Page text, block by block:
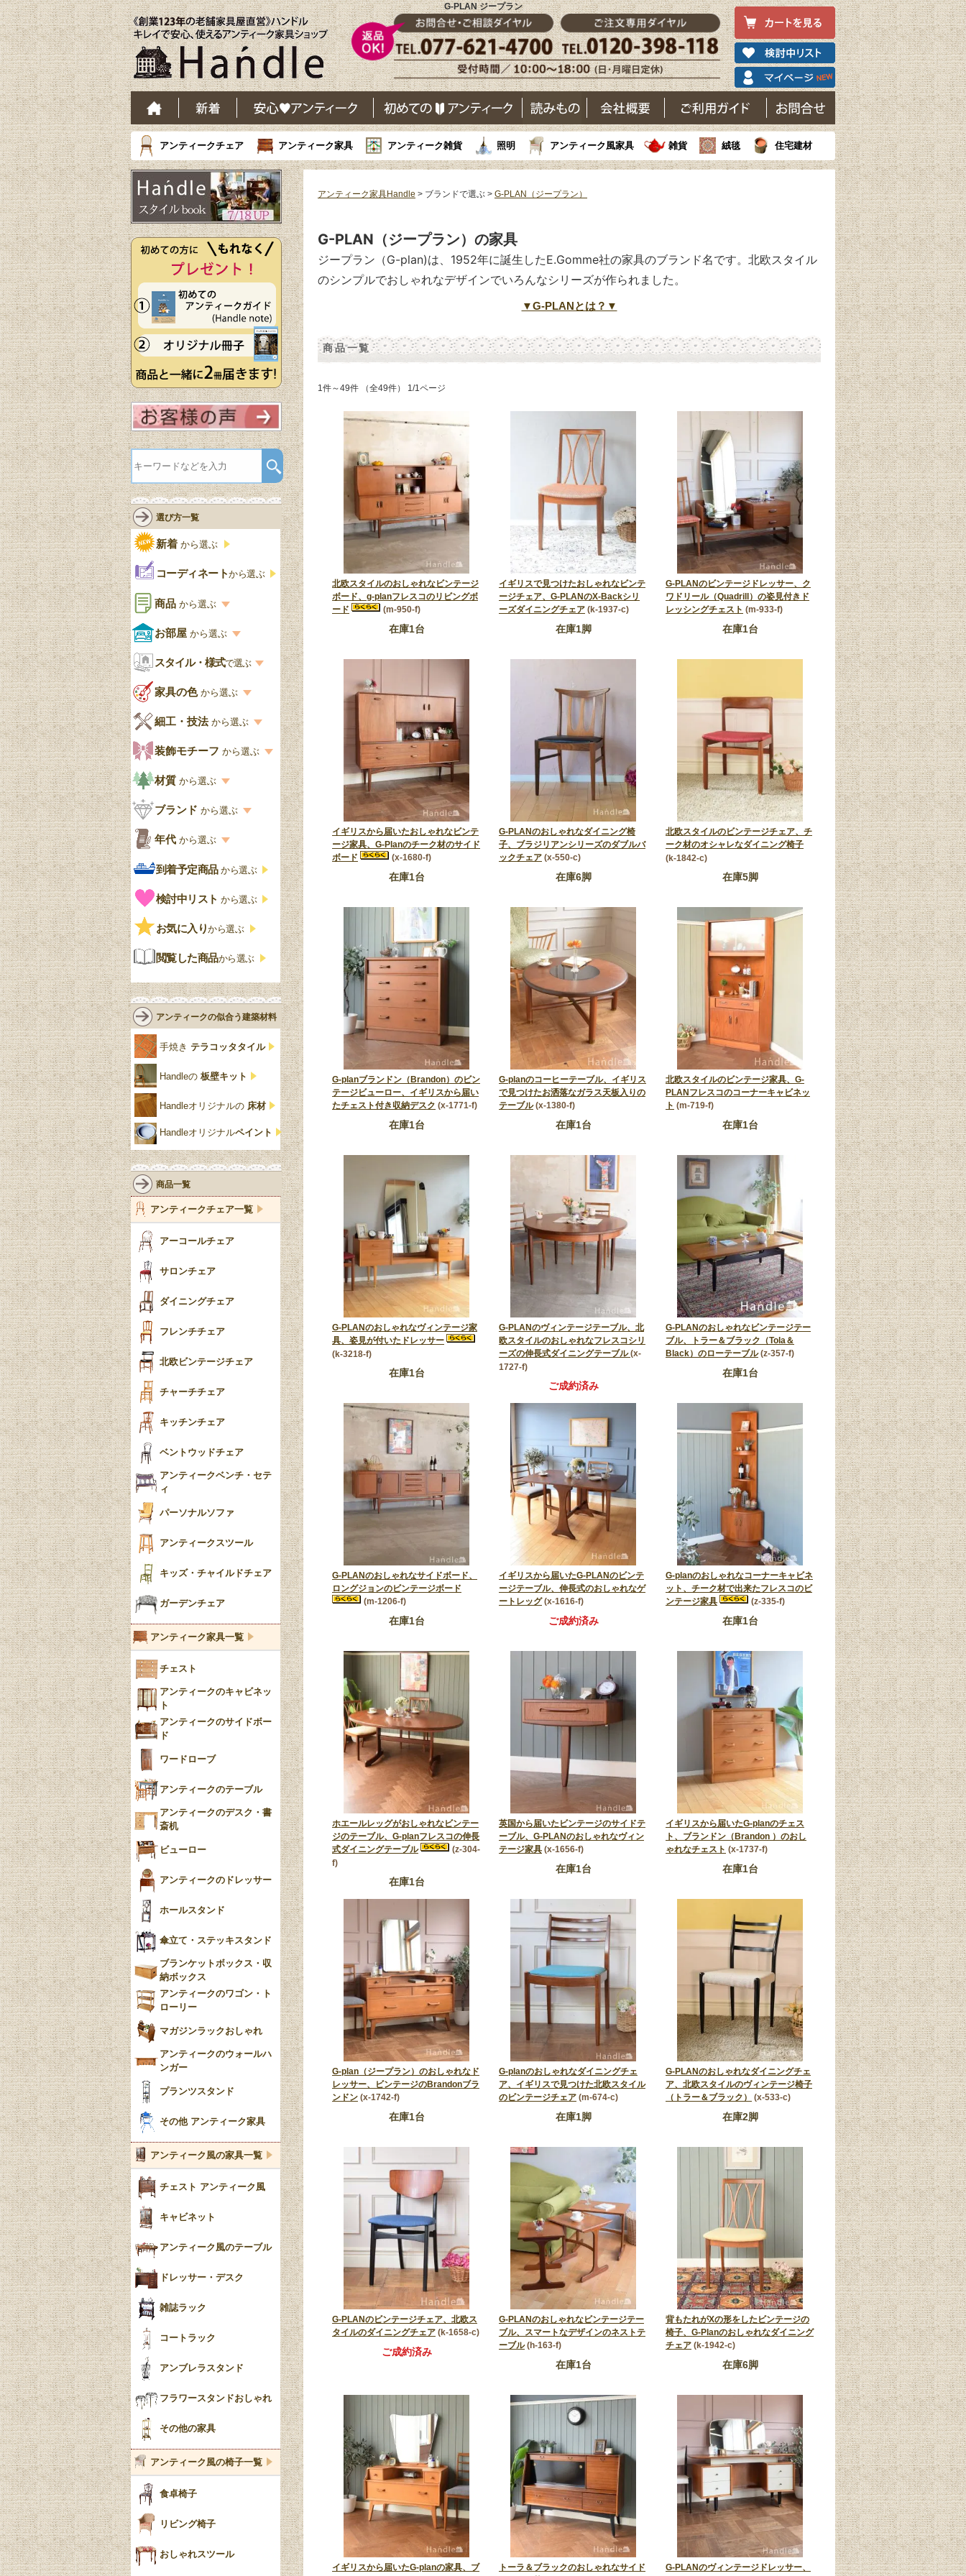
G-PLAN ジープラン
アンティークチェア アンティーク家具 アンティーク雑貨 照明 アンティーク風家具 雑貨 絨毯 住宅建材
アンティーク家具Handle > ブランドで選ぶ > G-PLAN（ジープラン）
G-PLAN（ジープラン）の家具
ジープラン（G-plan)は、1952年に誕生したE.Gomme社の家具のブランド名です。北欧スタイル
のシンプルでおしゃれなデザインでいろんなシリーズが作られました。
▼G-PLANとは？▼
デザイン力
トータルコーディネート
ブランドン トラー＆ブラック
サニーオーク＆チャイニーズ
ホワイト
商品一覧
1件～49件 （全49件） 1/1ページ
北欧スタイルのおしゃれなビンテージ
ボード、g-planフレスコのリビングボ
ード
(m-950-f)
在庫1台
イギリスで見つけたおしゃれなビンテ
ージチェア、G-PLANのX-Backシリ
ーズダイニングチェア (k-1937-c)
在庫1脚
G-PLANのビンテージドレッサー、ク
ワドリール（Quadrill）の姿見付きド
レッシングチェスト (m-933-f)
在庫1台
イギリスから届いたおしゃれなビンテ
ージ家具、G-Planのチーク材のサイド
ボード
(x-1680-f)
在庫1台
G-PLANのおしゃれなダイニング椅
子、ブラジリアンシリーズのダブルバ
ックチェア (x-550-c)
在庫6脚
北欧スタイルのビンテージチェア、チ
ーク材のオシャレなダイニング椅子
(k-1842-c)
在庫5脚
G-planブランドン（Brandon）のビン
テージビューロー、イギリスから届い
たチェスト付き収納デスク (x-1771-f)
在庫1台
G-planのコーヒーテーブル、イギリス
で見つけたお洒落なガラス天板入りの
テーブル (x-1380-f)
在庫1台
北欧スタイルのビンテージ家具、G-
PLANフレスコのコーナーキャビネッ
ト (m-719-f)
在庫1台
G-PLANのおしゃれなヴィンテージ家
具、姿見が付いたドレッサー
(k-3218-f)
在庫1台
G-PLANのヴィンテージテーブル、北
欧スタイルのおしゃれなフレスコシリ
ーズの伸長式ダイニングテーブル(x-
1727-f)
ご成約済み
G-PLANのおしゃれなビンテージテー
ブル、トラー＆ブラック（Tola＆
Black）のローテーブル (z-357-f)
在庫1台
G-PLANのおしゃれなサイドボード、
ロングジョンのビンテージボード
(m-1206-f)
在庫1台
イギリスから届いたG-PLANのビンテ
ージテーブル、伸長式のおしゃれなゲ
ートレッグ (x-1616-f)
ご成約済み
G-planのおしゃれなコーナーキャビネ
ット、チーク材で出来たフレスコのビ
ンテージ家具
(z-335-f)
在庫1台
ホエールレッグがおしゃれなビンテー
ジのテーブル、G-planフレスコの伸長
式ダイニングテーブル
(z-304-
f)
在庫1台
英国から届いたビンテージのサイドテ
ーブル、G-PLANのおしゃれなヴィン
テージ家具 (x-1656-f)
在庫1台
イギリスから届いたG-planのチェス
ト、ブランドン（Brandon ）のおし
ゃれなチェスト (x-1737-f)
在庫1台
G-plan（ジープラン）のおしゃれなド
レッサー、ビンテージのBrandonブラ
ンドン (x-1742-f)
在庫1台
G-planのおしゃれなダイニングチェ
ア、イギリスで見つけた北欧スタイル
のビンテージチェア (m-674-c)
在庫1脚
G-PLANのおしゃれなダイニングチェ
ア、北欧スタイルのヴィンテージ椅子
（トラー＆ブラック）
(x-533-c)
在庫2脚
G-PLANのビンテージチェア、北欧ス
タイルのダイニングチェア (k-1658-c)
ご成約済み
G-PLANのおしゃれなビンテージテー
ブル、スマートなデザインのネストテ
ーブル (h-163-f)
在庫1台
背もたれがXの形をしたビンテージの
椅子、G-Planのおしゃれなダイニング
チェア (k-1942-c)
在庫6脚
イギリスから届いたG-planの家具、ブ
トーラ＆ブラックのおしゃれなサイド
G-PLANのヴィンテージドレッサー、
選び方一覧
新着 から選ぶ
コーディネートから選ぶ
商品 から選ぶ
商品一覧を見る
収納家具
書棚
デスクおしゃれ
食器棚おしゃれ
木製ワゴン
ェア
洋服タンス
チェストおしゃれ
クローゼット
鏡台
花台
仏壇おしゃれ
靴箱収納
スリッパ収納
壁掛け家具
パーテーション・間
仕切り
ガーデンファニチャ
ー
ミラー
花瓶おしゃれ
陶器の人形
キャンドルホルダー
お部屋 から選ぶ
お部屋から選ぶ一覧
リビング
キッチン・ダイニング
スタイル・様式で選ぶ
スタイル一覧
英国アンティーク
英国クラシック
式
エリザベス様式
ジャコビアン
ロココ様式
ミッドセンチュリー
アールデコ
家具の色から選ぶ
家具の色一覧
カスタード色
アップルパイ色
白・ホワイト
黒・ブラック
細工・技法 から選ぶ
細工・技法の一覧
象嵌・マーケットリー
寄木・パーケットリー
装飾モチーフ から選ぶ
模様の一覧
ペディメント
コーニス
グ
ストラップワーク
雷文
ビーディング
リネンフォールド
ルネット
アカンサス
パイクラスト
脚のモチーフ一覧
ターニングレッグ
バルボスレッグ
ボビンターニング
ツイスト
トライポッド
バラスター
陶磁器の模様一覧
イマリ（IMARI）
ブルー＆ホワイト
ブルーウィローパターン
Blue）
YUAN
チンツ
クリノリン
材質 から選ぶ
材質の一覧
オーク材
マホガニー
ローズウッド材
サテンウッド材
ブランド から選ぶ
ブランド一覧
Handleオリジナル
ウィリアムモリス
ロイドルーム
コントワールドファミー
ユ
ジェニファーテイラー
チェスターフィールド
リリパットレーン
アングルポイズ
ウォーカー＆ホール
年代 から選ぶ
年代別の一覧
アンティーク
ビンテージ
到着予定商品から選ぶ
検討中リスト から選ぶ
お気に入りから選ぶ
閲覧した商品から選ぶ
アンティークの似合う建築材料
手焼き テラコッタタイル
Handleの 板壁キット
Handleオリジナルの 床材
Handleオリジナルペイント
商品一覧
アンティークチェア一覧
アーコールチェア
サロンチェア
ダイニングチェア
フレンチチェア
北欧ビンテージチェア
チャーチチェア
キッチンチェア
ベントウッドチェア
アンティークベンチ・セテ
ィ
パーソナルソファ
アンティークスツール
キッズ・チャイルドチェア
ガーデンチェア
アンティーク家具一覧
チェスト
アンティークのキャビネッ
ト
アンティークのサイドボー
ド
ワードローブ
アンティークのテーブル
アンティークのデスク・書
斎机
ビューロー
アンティークのドレッサー
ホールスタンド
傘立て・ステッキスタンド
ブランケットボックス・収
納ボックス
アンティークのワゴン・ト
ローリー
マガジンラックおしゃれ
アンティークのウォールハ
ンガー
プランツスタンド
その他 アンティーク家具
アンティーク風の家具一覧
チェスト アンティーク風
キャビネット
アンティーク風のテーブル
ドレッサー・デスク
雑誌ラック
コートラック
アンブレラスタンド
フラワースタンドおしゃれ
その他の家具
アンティーク風の椅子一覧
食卓椅子
リビング椅子
おしゃれスツール